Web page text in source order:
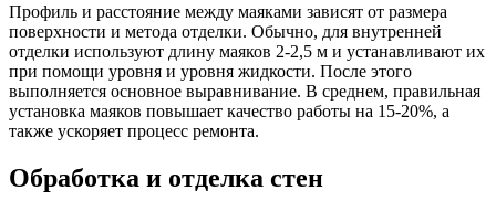
Профиль и расстояние между маяками зависят от размера
поверхности и метода отделки. Обычно, для внутренней
отделки используют длину маяков 2-2,5 м и устанавливают их
при помощи уровня и уровня жидкости. После этого
выполняется основное выравнивание. В среднем, правильная
установка маяков повышает качество работы на 15-20%, а
также ускоряет процесс ремонта.
Обработка и отделка стен